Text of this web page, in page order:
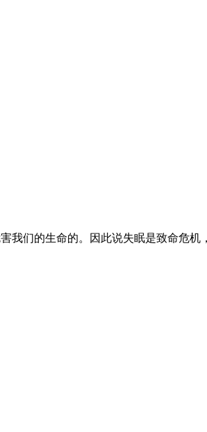
我们的生命的。因此说失眠是致命危机